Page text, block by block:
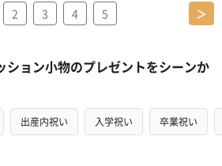
2 3 4 5 ＞
ション小物のプレゼントをシーンか
出産内祝い 入学祝い 卒業祝い